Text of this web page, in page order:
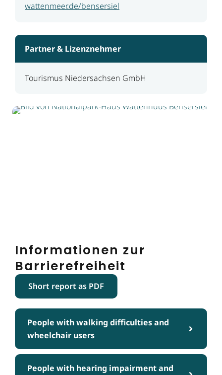
wattenmeer.de/bensersiel
Partner & Lizenznehmer
Tourismus Niedersachsen GmbH
Informationen zur
Barrierefreiheit
Short report as PDF
People with walking difficulties and
wheelchair users
People with hearing impairment and